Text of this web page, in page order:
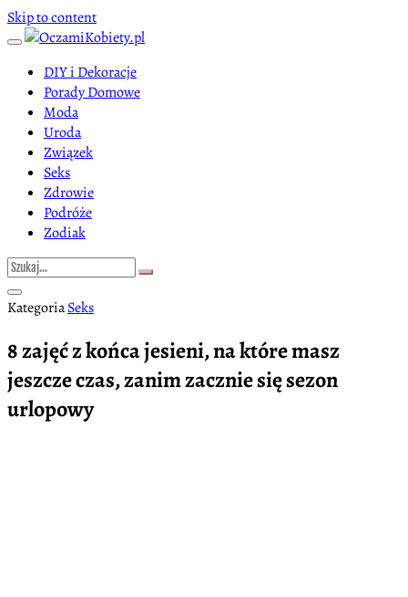
Skip to content
DIY i Dekoracje
Porady Domowe
Moda
Uroda
Związek
Seks
Zdrowie
Podróże
Zodiak
KategoriaSeks
8 zajęć z końca jesieni, na które masz
jeszcze czas, zanim zacznie się sezon
urlopowy